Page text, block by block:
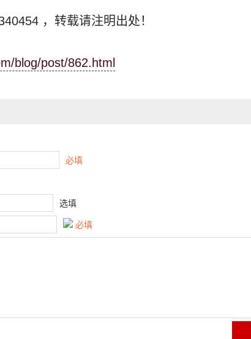
，转载请注明出处！
blog/post/862.html
必填
选填
必填